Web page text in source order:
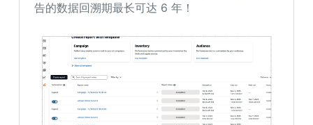
告的数据回溯期最长可达 6 年！